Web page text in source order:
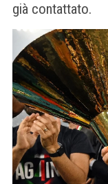
già contattato.